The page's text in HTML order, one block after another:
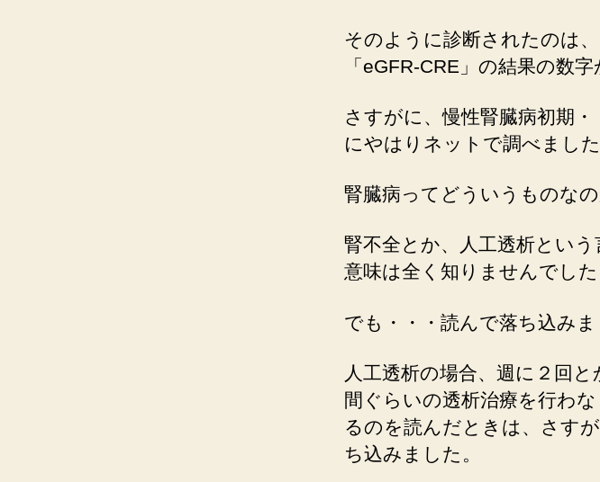
そのように診断されたのは
「eGFR-CRE」の結果の数
さすがに、慢性腎臓病初期
にやはりネットで調べました
腎臓病ってどういうものな
腎不全とか、人工透析とい
意味は全く知りませんでした
でも・・・読んで落ち込みま
人工透析の場合、週に２回
間ぐらいの透析治療を行わ
るのを読んだときは、さす
ち込みました。